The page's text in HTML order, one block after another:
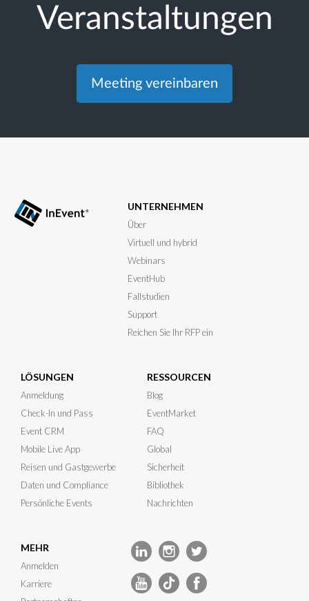
Veranstaltungen
Meeting vereinbaren
UNTERNEHMEN
Über
Virtuell und hybrid
Webinars
EventHub
Fallstudien
Support
Reichen Sie Ihr RFP ein
LÖSUNGEN
Anmeldung
Check-In und Pass
Event CRM
Mobile Live App
Reisen und Gastgewerbe
Daten und Compliance
Persönliche Events
RESSOURCEN
Blog
EventMarket
FAQ
Global
Sicherheit
Bibliothek
Nachrichten
MEHR
Anmelden
Karriere